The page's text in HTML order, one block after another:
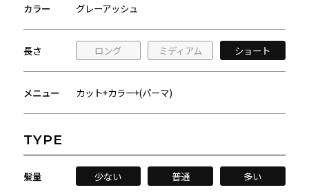
カラー グレーアッシュ
長さ ロング ミディアム ショート
メニュー カット+カラー+(パーマ)
TYPE
髪量 少ない 普通 多い